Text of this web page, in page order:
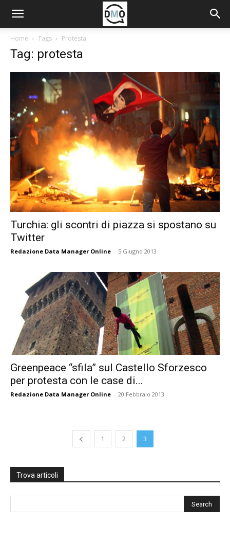
Home Tags Protesta
Tag: protesta
Turchia: gli scontri di piazza si spostano su
Twitter
Redazione Data Manager Online - 5 Giugno 2013
Greenpeace “sfila” sul Castello Sforzesco
per protesta con le case di...
Redazione Data Manager Online - 20 Febbraio 2013
1 2 3
Trova articoli